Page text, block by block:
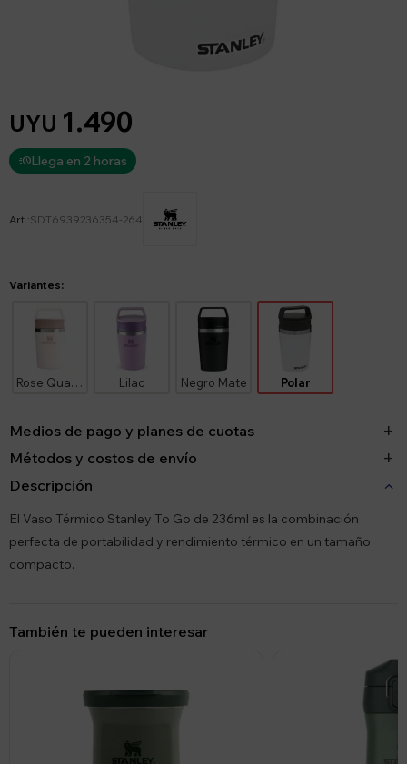
UYU 1.490
Llega en 2 horas
SDT6939236354-264
Variantes:
Rose Quartz Lilac Negro Mate Polar
Medios de pago y planes de cuotas
Métodos y costos de envío
Descripción
El Vaso Térmico Stanley To Go de 236ml es la combinación
perfecta de portabilidad y rendimiento térmico en un tamaño
compacto.
También te pueden interesar